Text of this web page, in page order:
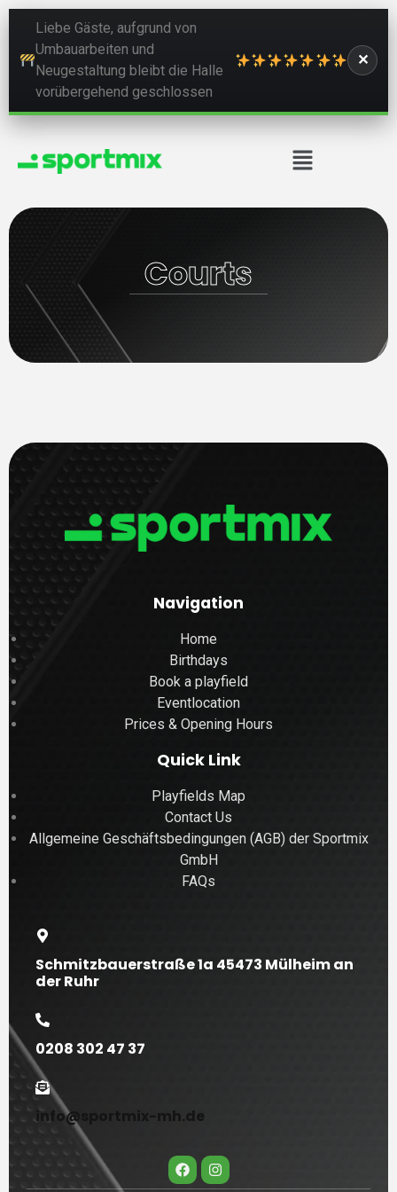
Liebe Gäste, aufgrund von
Umbauarbeiten und
Neugestaltung bleibt die Halle
vorübergehend geschlossen
✕
Courts
Navigation
Home
Birthdays
Book a playfield
Eventlocation
Prices & Opening Hours
Quick Link
Playfields Map
Contact Us
Allgemeine Geschäftsbedingungen (AGB) der Sportmix
GmbH
FAQs
Schmitzbauerstraße 1a 45473 Mülheim an
der Ruhr
0208 302 47 37
info@sportmix-mh.de